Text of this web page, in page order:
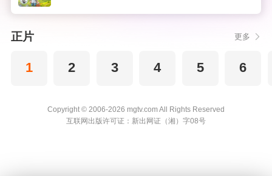
正片 更多
1 2 3 4 5 6
Copyright © 2006-2026 mgtv.com All Rights Reserved
互联网出版许可证：新出网证（湘）字08号